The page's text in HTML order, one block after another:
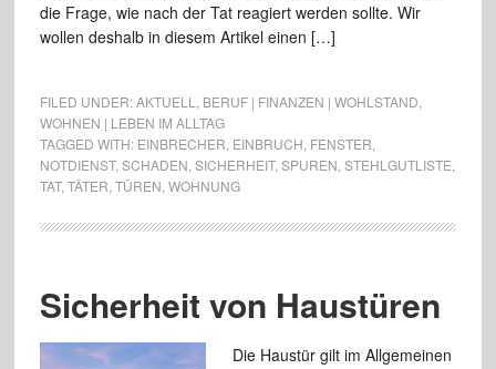
die Frage, wie nach der Tat reagiert werden sollte. Wir
wollen deshalb in diesem Artikel einen […]
FILED UNDER:AKTUELL BERUF | FINANZEN | WOHLSTAND
WOHNEN | LEBEN IM ALLTAG
TAGGED WITH: EINBRECHER EINBRUCH FENSTER
NOTDIENST, SCHADEN SICHERHEIT, SPUREN STEHLGUTLISTE
TAT, TÄTER TÜREN WOHNUNG
Sicherheit von Haustüren
Die Haustür gilt im Allgemeinen